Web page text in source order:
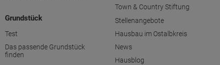
Grundstück
Test
Das passende Grundstück
finden
Town & Country Stiftung
Stellenangebote
Hausbau im Ostalbkreis
News
Hausblog